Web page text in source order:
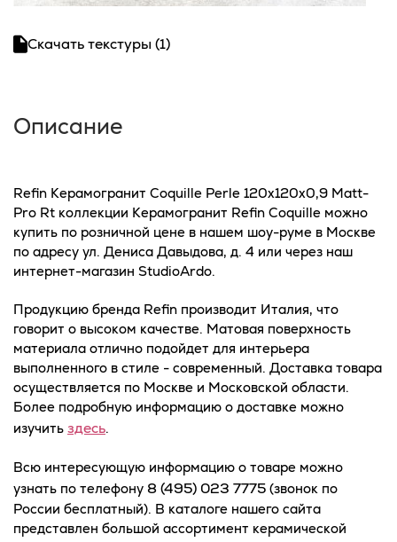
Скачать текстуры (1)
Описание
Refin Керамогранит Coquille Perle 120x120x0,9 Matt-
Pro Rt коллекции Керамогранит Refin Coquille можно
купить по розничной цене в нашем шоу-руме в Москве
по адресу ул. Дениса Давыдова, д. 4 или через наш
интернет-магазин StudioArdo.
Продукцию бренда Refin производит Италия, что
говорит о высоком качестве. Матовая поверхность
материала отлично подойдет для интерьера
выполненного в стиле - современный. Доставка товара
осуществляется по Москве и Московской области.
Более подробную информацию о доставке можно
изучить здесь.
Всю интересующую информацию о товаре можно
узнать по телефону 8 (495) 023 7775 (звонок по
России бесплатный). В каталоге нашего сайта
представлен большой ассортимент керамической